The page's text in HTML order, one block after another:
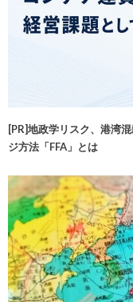
[PR]地政学リスク、港湾
ジ方法「FFA」とは